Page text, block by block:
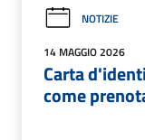
NOTIZIE
14 MAGGIO 2026
Carta
come